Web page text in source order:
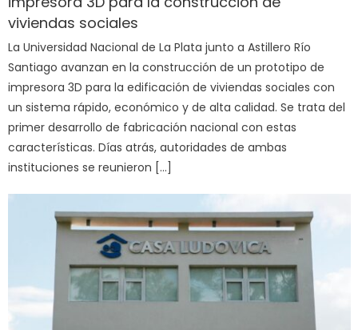
viviendas sociales
La Universidad Nacional de La Plata junto a Astillero Río
Santiago avanzan en la construcción de un prototipo de
impresora 3D para la edificación de viviendas sociales con
un sistema rápido, económico y de alta calidad. Se trata del
primer desarrollo de fabricación nacional con estas
características. Días atrás, autoridades de ambas
instituciones se reunieron […]